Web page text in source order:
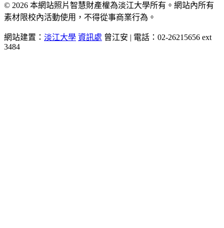
© 2026 本網站照片智慧財產權為淡江大學所有。網站內所有
素材限校內活動使用，不得從事商業行為。
網站建置： 淡江大學 資訊處 曾江安 | 電話：02-26215656 ext
3484